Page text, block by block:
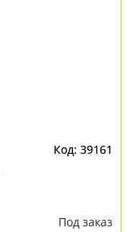
39161
Под заказ